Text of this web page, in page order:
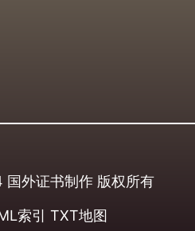
国外证书制作 版权所有
索引 TXT地图